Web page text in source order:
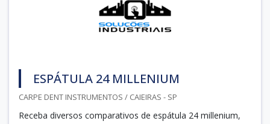
ESPÁTULA 24 MILLENIUM
CARPE DENT INSTRUMENTOS / CAIEIRAS - SP
Receba diversos comparativos de espátula 24 millenium,